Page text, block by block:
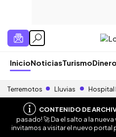
InicioNoticiasTurismo
Terremotos Lluvias Hospital
CONTENIDO DE
pasado! 🚀 Da el salto a la
invitamos a visitar el nuevo